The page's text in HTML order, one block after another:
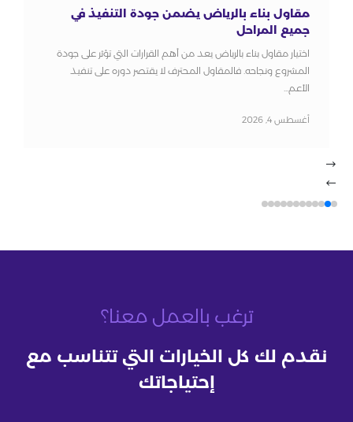
مقاول بناء بالرياض يضمن جودة التنفيذ في
جميع المراحل
اختيار مقاول بناء بالرياض يعد من أهم القرارات التي تؤثر على جودة
المشروع ونجاحه. فالمقاول المحترف لا يقتصر دوره على تنفيذ
الأعم...
أغسطس 4, 2026
ترغب بالعمل معنا؟
نقدم لك كل الخيارات التي تتناسب مع
إحتياجاتك